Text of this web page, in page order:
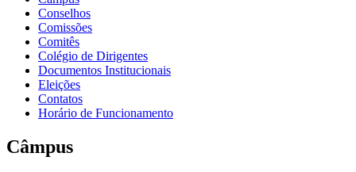
Conselhos
Comissões
Comitês
Colégio de Dirigentes
Documentos Institucionais
Eleições
Contatos
Horário de Funcionamento
Câmpus